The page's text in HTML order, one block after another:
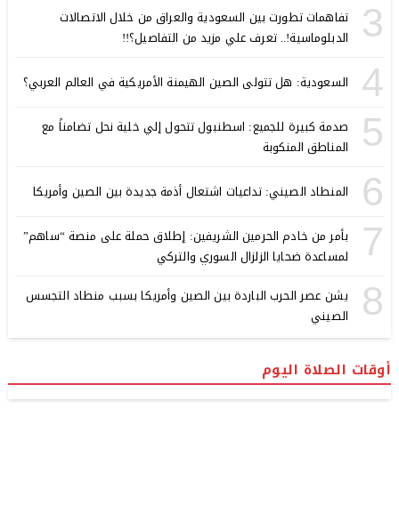
3
تفاهمات تطورت بين السعودية والعراق من خلال الاتصالات
الدبلوماسية!.. تعرف علي مزيد من التفاصيل؟!!
4 السعودية: هل تتولى الصين الهيمنة الأمريكية في العالم العربي؟
5
صدمة كبيرة للجميع: اسطنبول تتحول إلي خلية نحل تضامناً مع
المناطق المنكوبة
6 المنطاد الصيني: تداعيات اشتعال أذمة جديدة بين الصين وأمريكا
7
بأمر من خادم الحرمين الشريفين: إطلاق حملة على منصة “ساهم”
لمساعدة ضحايا الزلزال السوري والتركي
8
يشن عصر الحرب الباردة بين الصين وأمريكا بسبب منطاد التجسس
الصيني
أوقات الصلاة اليوم